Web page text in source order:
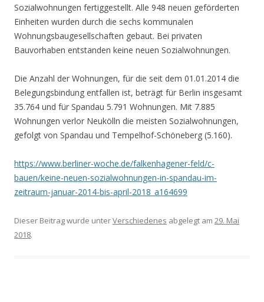
Sozialwohnungen fertiggestellt. Alle 948 neuen geförderten
Einheiten wurden durch die sechs kommunalen
Wohnungsbaugesellschaften gebaut. Bei privaten
Bauvorhaben entstanden keine neuen Sozialwohnungen.
Die Anzahl der Wohnungen, für die seit dem 01.01.2014 die
Belegungsbindung entfallen ist, beträgt für Berlin insgesamt
35.764 und für Spandau 5.791 Wohnungen. Mit 7.885
Wohnungen verlor Neukölln die meisten Sozialwohnungen,
gefolgt von Spandau und Tempelhof-Schöneberg (5.160).
https://www.berliner-woche.de/falkenhagener-feld/c-
bauen/keine-neuen-sozialwohnungen-in-spandau-im-
zeitraum-januar-2014-bis-april-2018_a164699
Dieser Beitrag wurde unterVerschiedenes abgelegt am 29. Mai
2018.